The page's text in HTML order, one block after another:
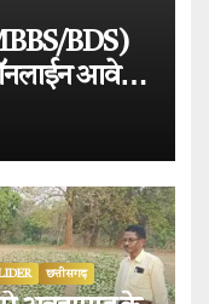
BDS)
आवेदन
छत्तीसगढ़